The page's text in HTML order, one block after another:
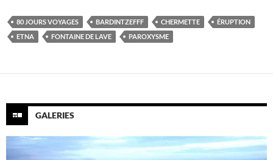
80 JOURS VOYAGES BARDINTZEFFF CHERMETTE
ÉRUPTION
ETNA
FONTAINE DE LAVE PAROXYSME
GALERIES